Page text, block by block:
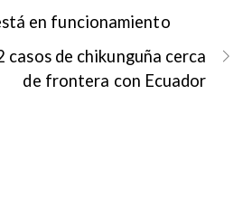
en funcionamiento
casos de chikunguña cerca
de frontera con Ecuador